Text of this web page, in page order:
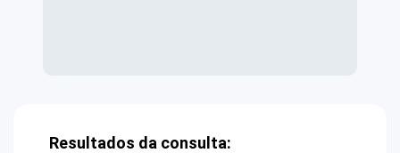
Resultados da consulta: